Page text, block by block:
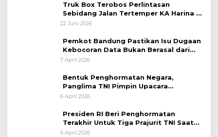
Truk Box Terobos Perlintasan
Sebidang Jalan Tertemper KA Harina di
Jalan Stasiun Poncol-Jrakah Semarang
22 Juni 2026
Pemkot Bandung Pastikan Isu Dugaan
Kebocoran Data Bukan Berasal dari
Server Disdukcapil
7 April 2026
Bentuk Penghormatan Negara,
Panglima TNI Pimpin Upacara
Pemakaman Militer
6 April 2026
Presiden RI Beri Penghormatan
Terakhir Untuk Tiga Prajurit TNI Saat
Persemayaman di Bandara Soekarno-
6 April 2026